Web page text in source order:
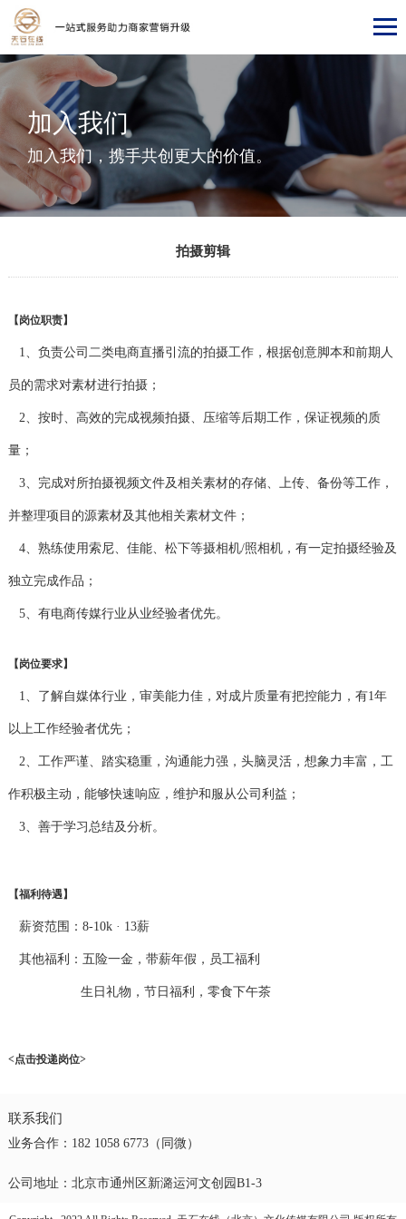
加入我们
加入我们，携手共创更大的价值。
拍摄剪辑
【岗位职责】
1、负责公司二类电商直播引流的拍摄工作，根据创意脚本和前期人
员的需求对素材进行拍摄；
2、按时、高效的完成视频拍摄、压缩等后期工作，保证视频的质
量；
3、完成对所拍摄视频文件及相关素材的存储、上传、备份等工作，
并整理项目的源素材及其他相关素材文件；
4、熟练使用索尼、佳能、松下等摄相机/照相机，有一定拍摄经验及
独立完成作品；
5、有电商传媒行业从业经验者优先。
【岗位要求】
1、了解自媒体行业，审美能力佳，对成片质量有把控能力，有1年
以上工作经验者优先；
2、工作严谨、踏实稳重，沟通能力强，头脑灵活，想象力丰富，工
作积极主动，能够快速响应，维护和服从公司利益；
3、善于学习总结及分析。
【福利待遇】
薪资范围：8-10k · 13薪
其他福利：五险一金，带薪年假，员工福利
生日礼物，节日福利，零食下午茶
<点击投递岗位>
联系我们
业务合作：182 1058 6773（同微）
公司地址：北京市通州区新潞运河文创园B1-3